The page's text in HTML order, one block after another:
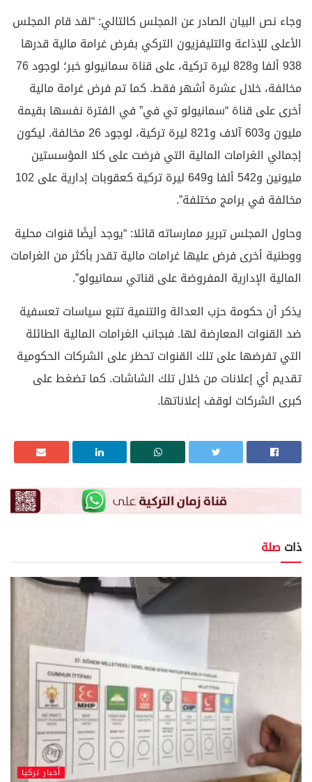
وجاء نص البيان الصادر عن المجلس كالتالي: “لقد قام المجلس
الأعلى للإذاعة والتليفزيون التركي بفرض غرامة مالية قدرها
938 ألفا و828 ليرة تركية، على قناة سمانيولو خبر؛ لوجود 76
مخالفة، خلال عشرة أشهر فقط. كما تم فرض غرامة مالية
أخرى على قناة “سمانيولو تي في” في الفترة نفسها بقيمة
مليون و603 آلاف و821 ليرة تركية، لوجود 26 مخالفة. ليكون
إجمالي الغرامات المالية التي فرضت على كلا المؤسستين
مليونين و542 ألفا و649 ليرة تركية كعقوبات إدارية على 102
مخالفة في برامج مختلفة”.
وحاول المجلس تبرير ممارساته قائلا: “يوجد أيضًا قنوات محلية
ووطنية أخرى فرض عليها غرامات مالية تقدر بأكثر من الغرامات
المالية الإدارية المفروضة على قناتي سمانيولو”.
يذكر أن حكومة حزب العدالة والتنمية تتبع سياسات تعسفية
ضد القنوات المعارضة لها. فبجانب الغرامات المالية الطائلة
التي تفرضها على تلك القنوات تحظر على الشركات الحكومية
تقديم أي إعلانات من خلال تلك الشاشات. كما تضغط على
كبرى الشركات لوقف إعلاناتها.
ذات صلة
أخبار تركيا